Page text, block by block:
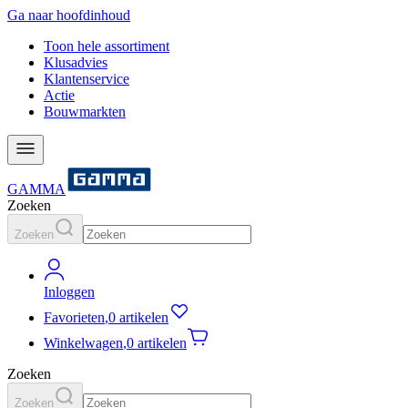
Ga naar hoofdinhoud
Toon hele assortiment
Klusadvies
Klantenservice
Actie
Bouwmarkten
GAMMA
Zoeken
Zoeken
Inloggen
Favorieten,0 artikelen
Winkelwagen,0 artikelen
Zoeken
Zoeken